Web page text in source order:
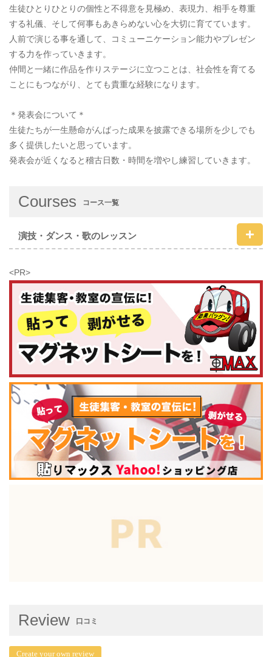
​生徒ひとりひとりの個性と不得意を見極め、表現力、相手を尊重
する礼儀、そして何事もあきらめない心を大切に育てています。
人前で演じる事を通して、コミューニケーション能力やプレゼン
する力を作っていきます。
仲間と一緒に作品を作りステージに立つことは、社会性を育てる
ことにもつながり、とても貴重な経験になります。
＊発表会について＊
生徒たちが一生懸命がんばった成果を披露できる場所を少しでも
多く提供したいと思っています。
発表会が近くなると稽古日数・時間を増やし練習していきます。
Courses コース一覧
演技・ダンス・歌のレッスン
<PR>
Review 口コミ
Create your own review